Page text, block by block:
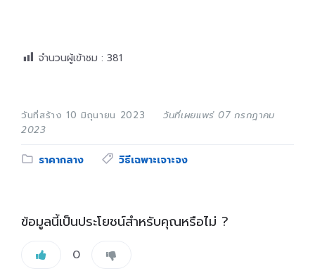
จำนวนผู้เข้าชม : 381
วันที่สร้าง 10 มิถุนายน 2023
วันที่เผยแพร่ 07 กรกฎาคม
2023
Category:
ราคากลาง Tags:
วิธีเฉพาะเจาะจง
ข้อมูลนี้เป็นประโยชน์สำหรับคุณหรือไม่ ?
0